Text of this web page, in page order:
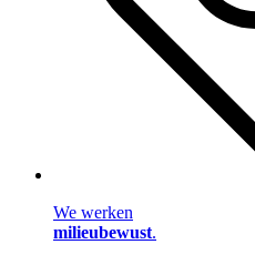
We werken
milieubewust.